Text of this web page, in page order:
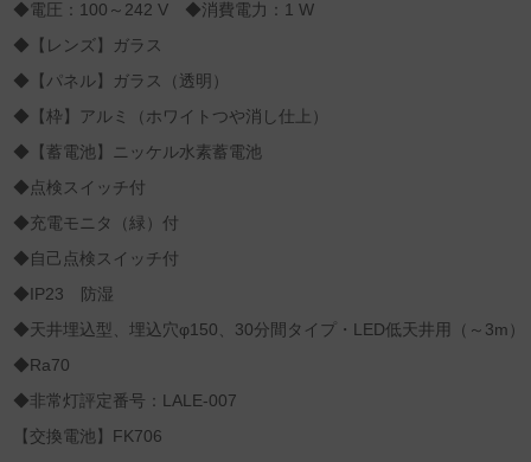
◆電圧：100～242 V ◆消費電力：1 W
◆【レンズ】ガラス
◆【パネル】ガラス（透明）
◆【枠】アルミ（ホワイトつや消し仕上）
◆【蓄電池】ニッケル水素蓄電池
◆点検スイッチ付
◆充電モニタ（緑）付
◆自己点検スイッチ付
◆IP23 防湿
◆天井埋込型、埋込穴φ150、30分間タイプ・LED低天井用（～3m）
◆Ra70
◆非常灯評定番号：LALE-007
【交換電池】FK706